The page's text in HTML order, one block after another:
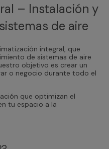
– Instalación y
de aire
integral, que
de sistemas de aire
objetivo es crear un
o negocio durante todo el
que optimizan el
tu espacio a la